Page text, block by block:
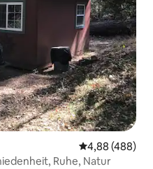
4,88 (488)
Ruhe, Natur